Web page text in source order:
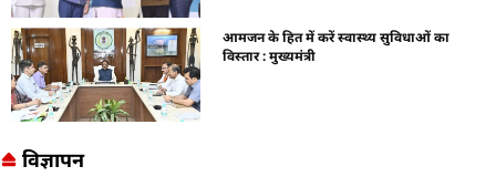
आमजन के हित में करें स्वास्थ्य सुविधाओं का
विस्तार : मुख्यमंत्री
विज्ञापन